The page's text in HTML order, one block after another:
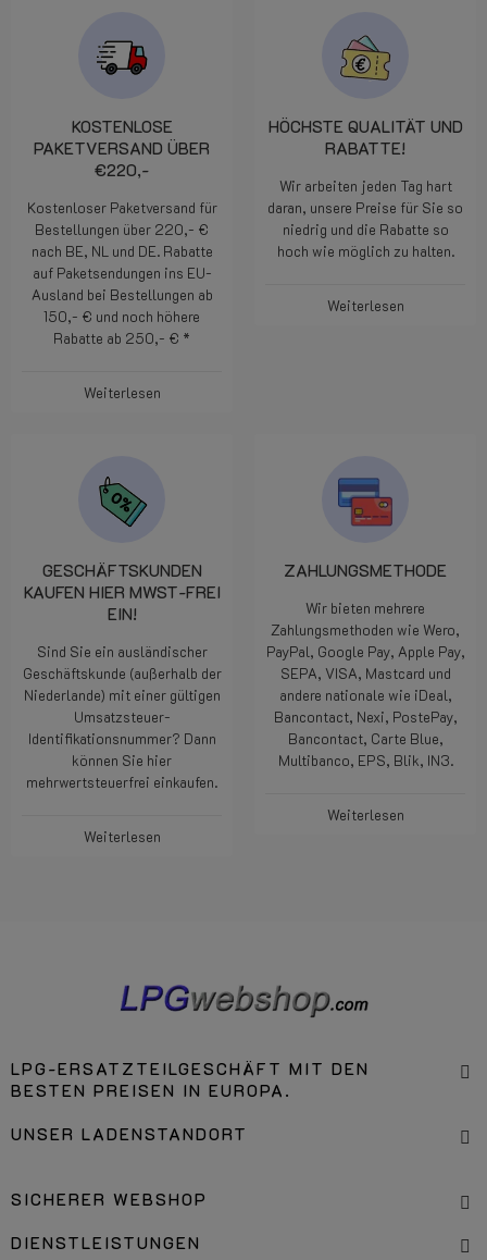
KOSTENLOSE
PAKETVERSAND ÜBER
€220,-
Kostenloser Paketversand für
Bestellungen über 220,- €
nach BE, NL und DE. Rabatte
auf Paketsendungen ins EU-
Ausland bei Bestellungen ab
150,- € und noch höhere
Rabatte ab 250,- € *
Weiterlesen
HÖCHSTE QUALITÄT UND
RABATTE!
Wir arbeiten jeden Tag hart
daran, unsere Preise für Sie so
niedrig und die Rabatte so
hoch wie möglich zu halten.
Weiterlesen
GESCHÄFTSKUNDEN
KAUFEN HIER MWST-FREI
EIN!
Sind Sie ein ausländischer
Geschäftskunde (außerhalb der
Niederlande) mit einer gültigen
Umsatzsteuer-
Identifikationsnummer? Dann
können Sie hier
mehrwertsteuerfrei einkaufen.
Weiterlesen
ZAHLUNGSMETHODE
Wir bieten mehrere
Zahlungsmethoden wie Wero,
PayPal, Google Pay, Apple Pay,
SEPA, VISA, Mastcard und
andere nationale wie iDeal,
Bancontact, Nexi, PostePay,
Bancontact, Carte Blue,
Multibanco, EPS, Blik, IN3.
Weiterlesen
LPG-ERSATZTEILGESCHÄFT MIT DEN
BESTEN PREISEN IN EUROPA.
UNSER LADENSTANDORT
SICHERER WEBSHOP
DIENSTLEISTUNGEN